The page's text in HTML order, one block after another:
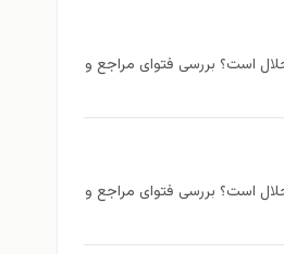
است؟ بررسی فتوای مراجع و
است؟ بررسی فتوای مراجع و